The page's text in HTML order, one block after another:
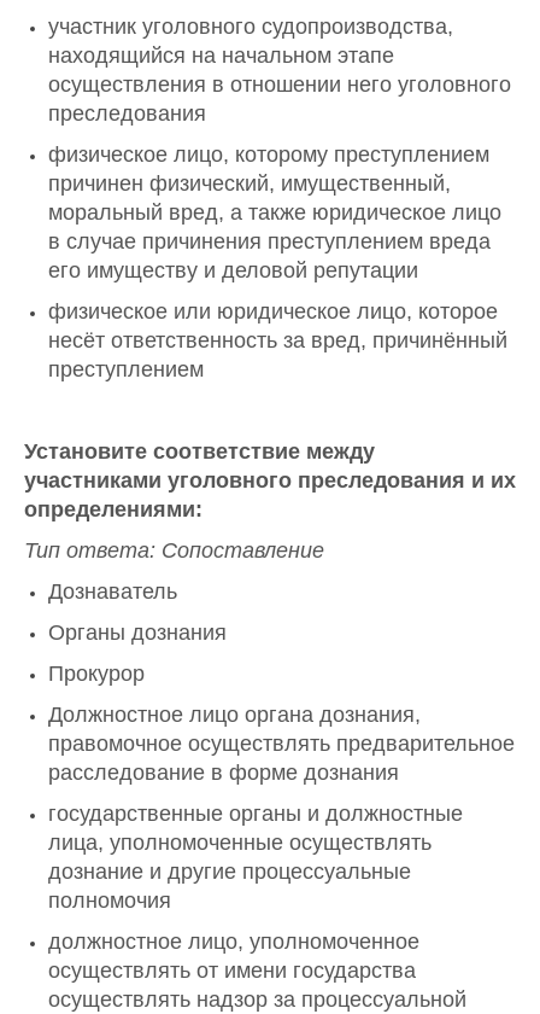
участник уголовного судопроизводства,
находящийся на начальном этапе
осуществления в отношении него уголовного
преследования
физическое лицо, которому преступлением
причинен физический, имущественный,
моральный вред, а также юридическое лицо
в случае причинения преступлением вреда
его имуществу и деловой репутации
физическое или юридическое лицо, которое
несёт ответственность за вред, причинённый
преступлением
Установите соответствие между
участниками уголовного преследования и их
определениями:
Тип ответа: Сопоставление
Дознаватель
Органы дознания
Прокурор
Должностное лицо органа дознания,
правомочное осуществлять предварительное
расследование в форме дознания
государственные органы и должностные
лица, уполномоченные осуществлять
дознание и другие процессуальные
полномочия
должностное лицо, уполномоченное
осуществлять от имени государства
осуществлять надзор за процессуальной